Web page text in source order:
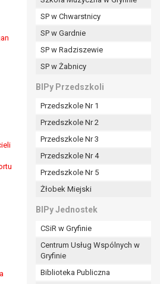
SP w Chwarstnicy
SP w Gardnie
SP w Radziszewie
SP w Żabnicy
BIPy Przedszkoli
Przedszkole Nr 1
Przedszkole Nr 2
Przedszkole Nr 3
Przedszkole Nr 4
Przedszkole Nr 5
Żłobek Miejski
BIPy Jednostek
CSiR w Gryfinie
Centrum Usług Wspólnych w
Gryfinie
Biblioteka Publiczna
prawnej
danych,
administratora są